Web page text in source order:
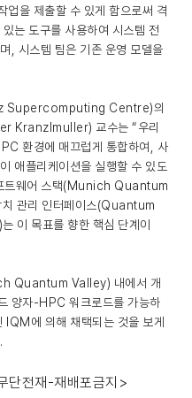
업을 제출할 수 있게 함으로써 격
는 도구를 사용하여 시스템 전
, 시스템 팀은 기존 운영 모델을
Supercomputing Centre)의
Kranzlmuller) 교수는 “우리
환경에 매끄럽게 통합하여, 사
애플리케이션을 실행할 수 있도
트웨어 스택(Munich Quantum
관리 인터페이스(Quantum
목표를 향한 핵심 단계이
Quantum Valley) 내에서 개
양자-HPC 워크로드를 가능하
IQM에 의해 채택되는 것을 보게
단전재-재배포금지>